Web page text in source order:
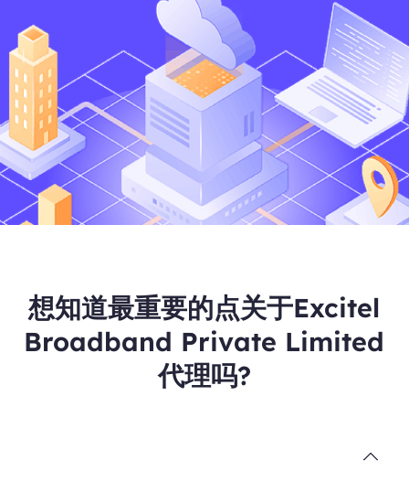
想知道最重要的点关于Excitel
Broadband Private Limited
代理吗?